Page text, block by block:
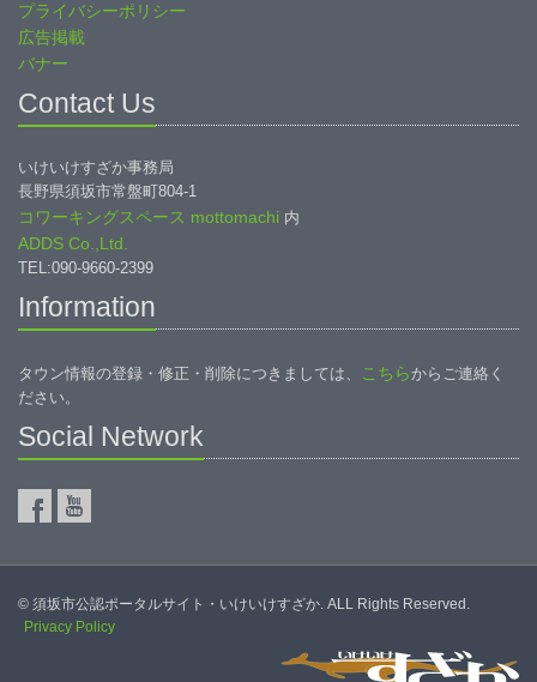
プライバシーポリシー
広告掲載
バナー
Contact Us
いけいけすざか事務局
長野県須坂市常盤町804-1
コワーキングスペース mottomachi 内
ADDS Co.,Ltd.
TEL:090-9660-2399
Information
タウン情報の登録・修正・削除につきましては、 こちらからご連絡く
ださい。
Social Network
© 須坂市公認ポータルサイト・いけいけすざか. ALL Rights Reserved.
Privacy Policy